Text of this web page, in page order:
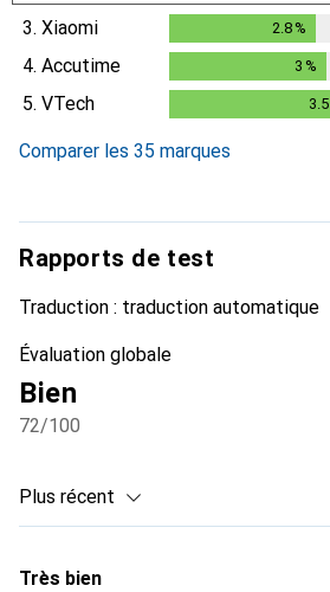
3. Xiaomi 2.8 %
4. Accutime 3 %
5. VTech 3.5
Comparer les 35 marques
Rapports de test
Traduction : traduction automatique
Évaluation globale
Bien
72/100
Plus récent
Très bien